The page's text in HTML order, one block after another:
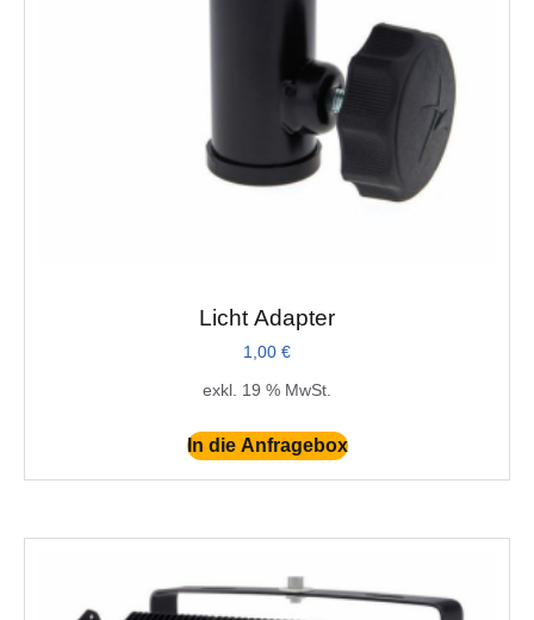
Licht Adapter
1,00 €
exkl. 19 % MwSt.
In die Anfragebox